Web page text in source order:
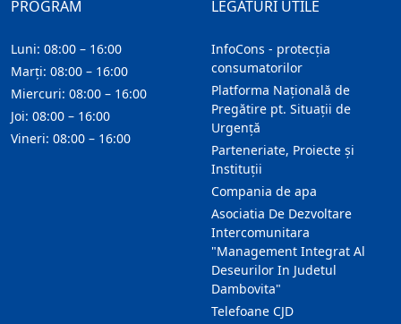
LEGĂTURI UTILE
InfoCons - protecția
consumatorilor
Platforma Națională de
Pregătire pt. Situații de
Urgență
Parteneriate, Proiecte și
Instituții
Compania de apa
Asociatia De Dezvoltare
Intercomunitara
"Management Integrat Al
Deseurilor In Judetul
Dambovita"
Telefoane CJD
PROGRAM
Luni: 08:00 – 16:00
Marți: 08:00 – 16:00
Miercuri: 08:00 – 16:00
Joi: 08:00 – 16:00
Vineri: 08:00 – 16:00